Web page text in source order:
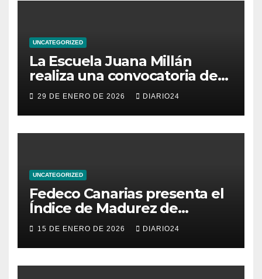
UNCATEGORIZED
La Escuela Juana Millán
realiza una convocatoria de
becas para mujeres
emprendedoras andaluzas
29 DE ENERO DE 2026 DIARIO24
UNCATEGORIZED
Fedeco Canarias presenta el
Índice de Madurez de
Comercio de Canarias: una
radiografía del estado del
pequeño y mediano
comercio del archipiélago
15 DE ENERO DE 2026 DIARIO24